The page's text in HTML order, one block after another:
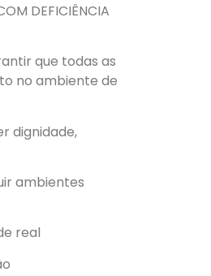
DEFICIÊNCIA
que todas as
no ambiente de
dignidade,
ambientes
real